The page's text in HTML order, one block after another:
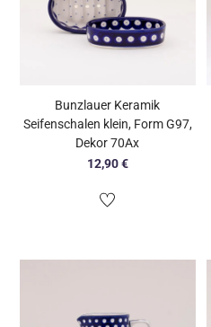
Bunzlauer Keramik
Seifenschalen klein, Form G97,
Dekor 70Ax
12,90€